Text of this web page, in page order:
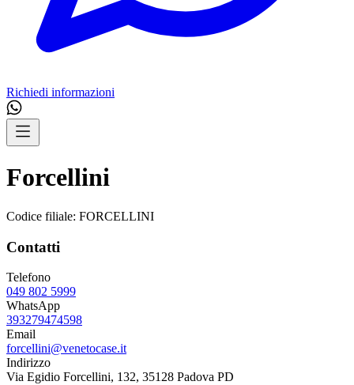
Richiedi informazioni
Forcellini
Codice filiale: FORCELLINI
Contatti
Telefono
049 802 5999
WhatsApp
393279474598
Email
forcellini@venetocase.it
Indirizzo
Via Egidio Forcellini, 132, 35128 Padova PD